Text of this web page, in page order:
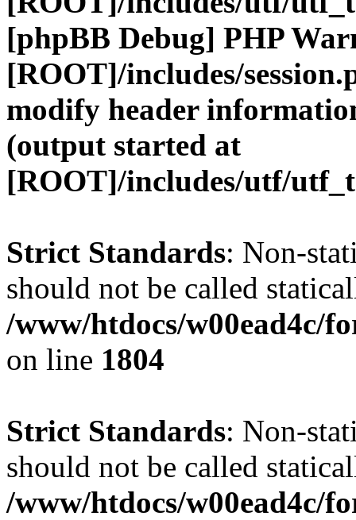
[phpBB Debug] PHP
[ROOT]/includes/
modify header
(output started at
[ROOT]/includes/utf/
Strict Standards: Non-
should not be called
/www/htdocs/w00ead4c/
on line 1804
Strict Standards: Non-
should not be called
/www/htdocs/w00ead4c/